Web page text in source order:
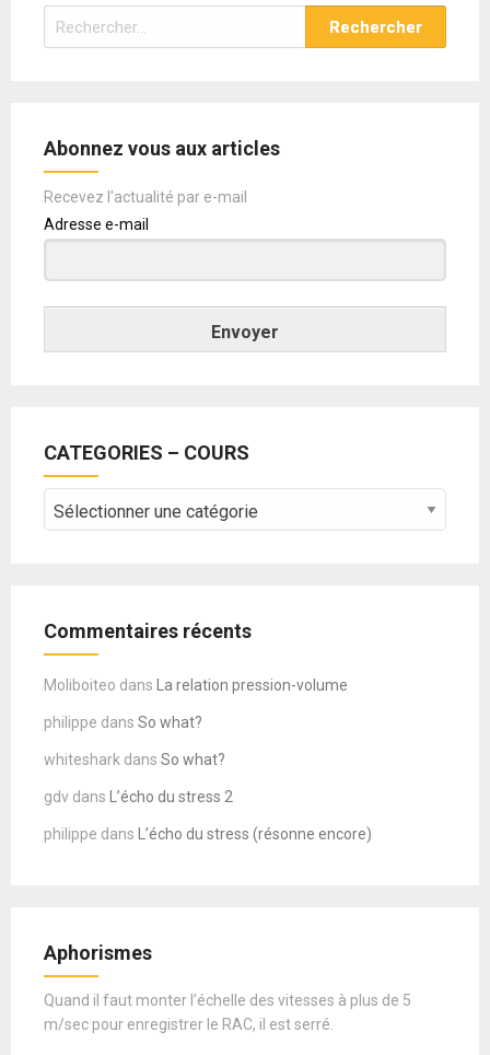
Rechercher :
Abonnez vous aux articles
Recevez l'actualité par e-mail
Adresse e-mail
Envoyer
CATEGORIES – COURS
CATEGORIES
–
Commentaires récents
Moliboiteo dans La relation pression-volume
philippe dans So what?
whiteshark dans So what?
gdv dans L’écho du stress 2
philippe dans L’écho du stress (résonne encore)
Aphorismes
Quand il faut monter l’échelle des vitesses à plus de 5
m/sec pour enregistrer le RAC, il est serré.